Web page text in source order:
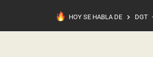
HOY SE HABLA DE DGT